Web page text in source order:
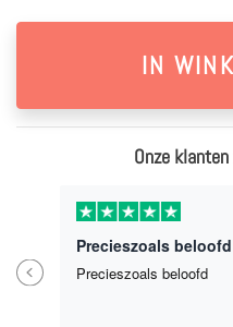
Onze
Previous
Precieszoals beloofd
Precieszoals beloofd